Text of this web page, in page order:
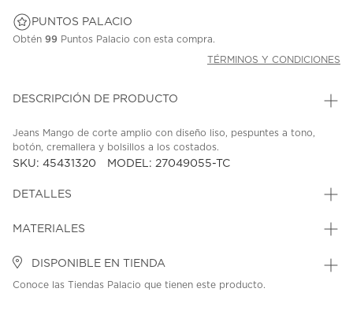
PUNTOS PALACIO
Obtén 99 Puntos Palacio con esta compra.
TÉRMINOS Y CONDICIONES
DESCRIPCIÓN DE PRODUCTO
Jeans Mango de corte amplio con diseño liso, pespuntes a tono,
botón, cremallera y bolsillos a los costados.
SKU: 45431320 MODEL: 27049055-TC
DETALLES
MATERIALES
DISPONIBLE EN TIENDA
Conoce las Tiendas Palacio que tienen este producto.